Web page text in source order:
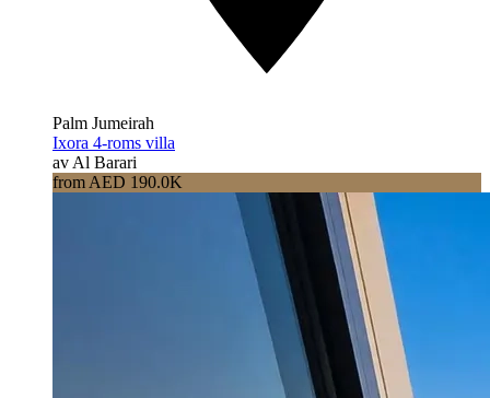
Palm Jumeirah
Ixora 4-roms villa
av Al Barari
from AED 190.0K